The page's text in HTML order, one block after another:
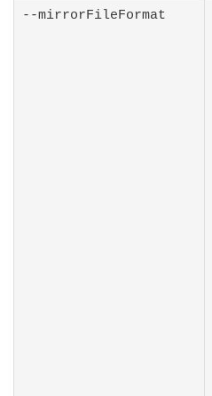
--mirrorFileFormat